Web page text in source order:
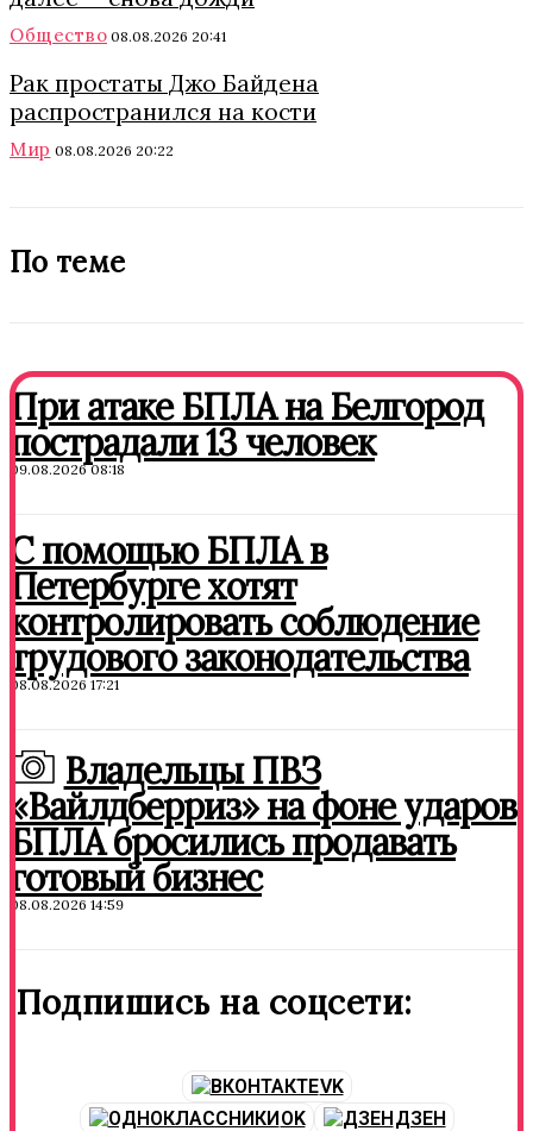
Общество 08.08.2026 20:41
Рак простаты Джо Байдена
распространился на кости
Мир 08.08.2026 20:22
По теме
При атаке БПЛА на Белгород
пострадали 13 человек
09.08.2026 08:18
С помощью БПЛА в
Петербурге хотят
контролировать соблюдение
трудового законодательства
08.08.2026 17:21
Владельцы ПВЗ
«Вайлдберриз» на фоне ударов
БПЛА бросились продавать
готовый бизнес
08.08.2026 14:59
Подпишись на соцсети:
VK
OK
ДЗЕН